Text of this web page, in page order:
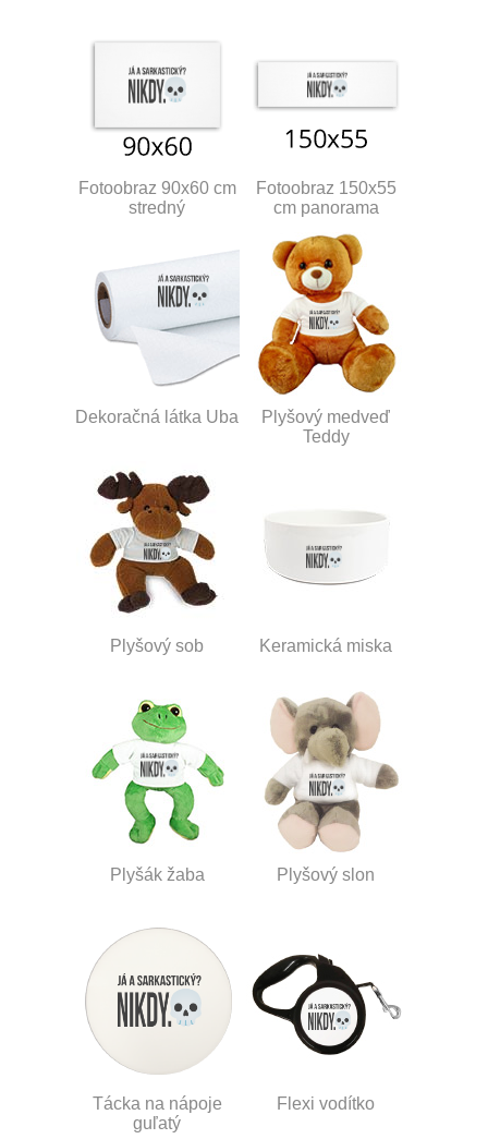
Fotoobraz 90x60 cm
stredný
Fotoobraz 150x55
cm panorama
Dekoračná látka Uba
Plyšový medveď
Teddy
Plyšový sob Keramická miska
Plyšák žaba Plyšový slon
Tácka na nápoje
guľatý
Flexi vodítko